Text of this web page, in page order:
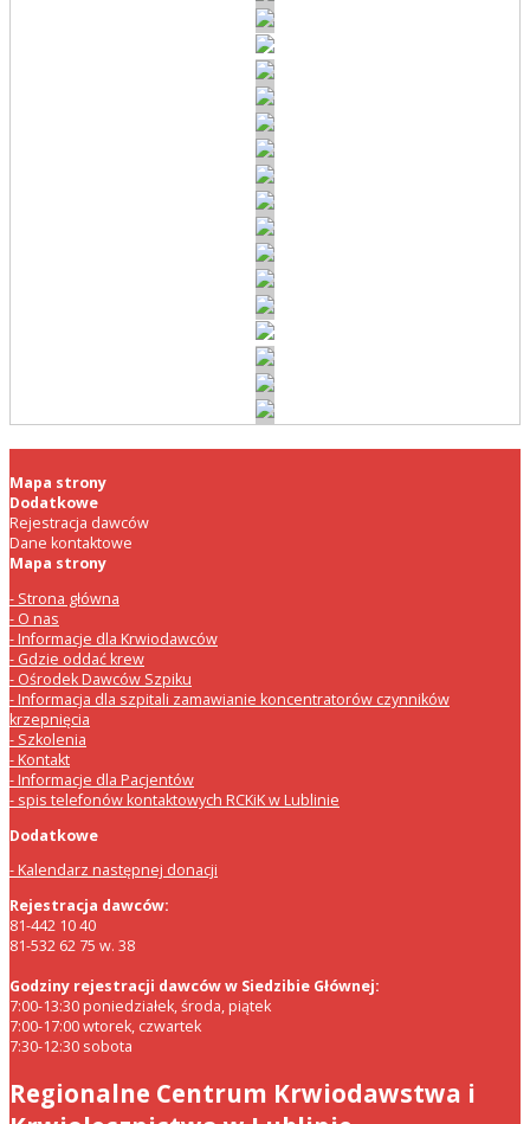
Mapa strony
Dodatkowe
Rejestracja dawców
Dane kontaktowe
Mapa strony
Strona główna
O nas
Informacje dla Krwiodawców
Gdzie oddać krew
Ośrodek Dawców Szpiku
Informacja dla szpitali zamawianie koncentratorów czynników
krzepnięcia
Szkolenia
Kontakt
Informacje dla Pacjentów
spis telefonów kontaktowych RCKiK w Lublinie
Dodatkowe
Kalendarz następnej donacji
Rejestracja dawców:
81-442 10 40
81-532 62 75 w. 38
Godziny rejestracji dawców w Siedzibie Głównej:
7:00-13:30 poniedziałek, środa, piątek
7:00-17:00 wtorek, czwartek
7:30-12:30 sobota
Regionalne Centrum Krwiodawstwa i